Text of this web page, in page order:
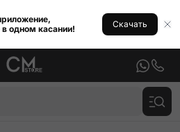
одном касании!
Скачать